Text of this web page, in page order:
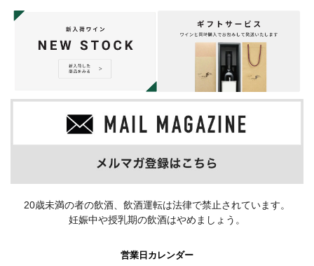
20歳未満の者の飲酒、飲酒運転は法律で禁止されています。
妊娠中や授乳期の飲酒はやめましょう。
営業日カレンダー